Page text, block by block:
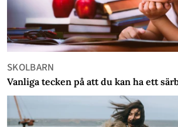
SKOLBARN
Vanliga tecken på att du kan ha ett